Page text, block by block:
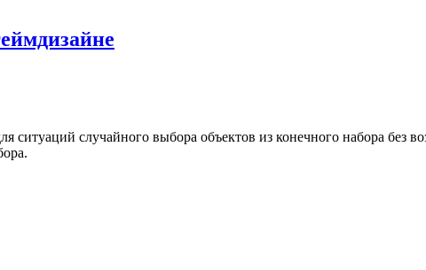
ситуаций случайного выбора объектов из конечного набора без